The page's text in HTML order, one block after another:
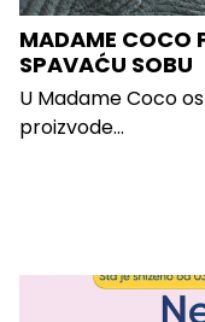
MADAME COCO
SPAVAĆU SOBU
U Madame Coco
proizvode...